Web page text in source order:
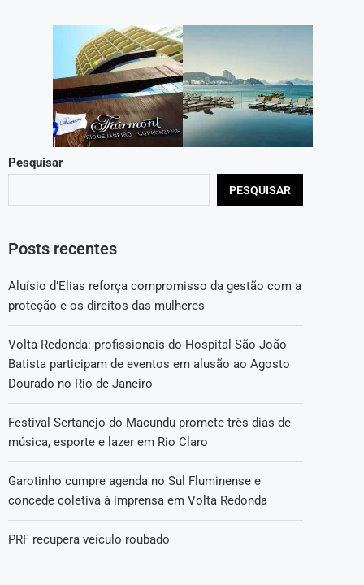
Pesquisar
PESQUISAR
Posts recentes
Aluísio d’Elias reforça compromisso da gestão com a
proteção e os direitos das mulheres
Volta Redonda: profissionais do Hospital São João
Batista participam de eventos em alusão ao Agosto
Dourado no Rio de Janeiro
Festival Sertanejo do Macundu promete três dias de
música, esporte e lazer em Rio Claro
Garotinho cumpre agenda no Sul Fluminense e
concede coletiva à imprensa em Volta Redonda
PRF recupera veículo roubado